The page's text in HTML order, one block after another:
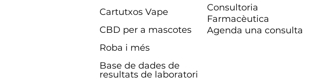
Cartutxos Vape
CBD per a mascotes
Roba i més
Base de dades de
resultats de laboratori
Consultoria
Farmacèutica
Agenda una consulta